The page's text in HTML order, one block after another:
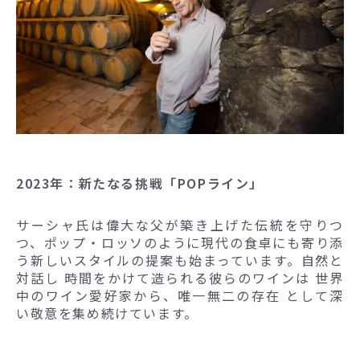
2023年：新たなる挑戦「POPライン」
サーシャ氏は偉大な父が築き上げた伝統を守りつ
つ、ポップ・ロッソのように現代の食卓にも寄り添
う新しいスタイルの提案も始まっています。自然と
対話し 時間をかけて造られる彼らのワインは 世界
中のワイン愛好家から、唯一無二の存在 として深
い敬意を集め続けています。